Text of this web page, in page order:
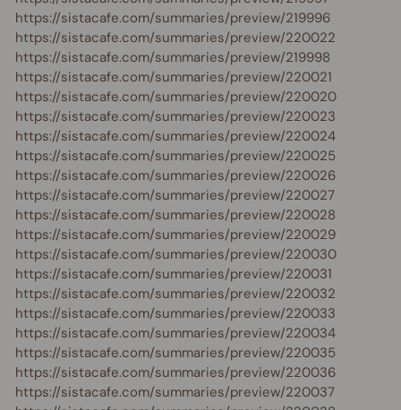
https://sistacafe.com/summaries/preview/219996
https://sistacafe.com/summaries/preview/220022
https://sistacafe.com/summaries/preview/219998
https://sistacafe.com/summaries/preview/220021
https://sistacafe.com/summaries/preview/220020
https://sistacafe.com/summaries/preview/220023
https://sistacafe.com/summaries/preview/220024
https://sistacafe.com/summaries/preview/220025
https://sistacafe.com/summaries/preview/220026
https://sistacafe.com/summaries/preview/220027
https://sistacafe.com/summaries/preview/220028
https://sistacafe.com/summaries/preview/220029
https://sistacafe.com/summaries/preview/220030
https://sistacafe.com/summaries/preview/220031
https://sistacafe.com/summaries/preview/220032
https://sistacafe.com/summaries/preview/220033
https://sistacafe.com/summaries/preview/220034
https://sistacafe.com/summaries/preview/220035
https://sistacafe.com/summaries/preview/220036
https://sistacafe.com/summaries/preview/220037